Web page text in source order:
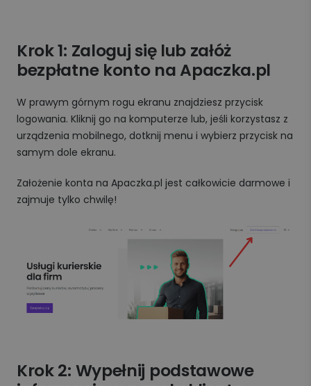
Krok 1: Zaloguj się lub załóż
bezpłatne konto na Apaczka.pl
W prawym górnym rogu ekranu znajdziesz przycisk
logowania. Kliknij go na komputerze lub, jeśli korzystasz z
urządzenia mobilnego, dotknij menu i wybierz przycisk na
samym dole ekranu.
Założenie konta na Apaczka.pl jest całkowicie darmowe i
zajmuje tylko chwilę!
Krok 2: Wypełnij podstawowe